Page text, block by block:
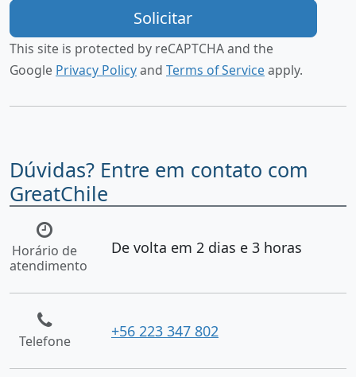
This site is protected by reCAPTCHA and the
Google Privacy Policyand Terms of Service apply.
Dúvidas? Entre em contato com
GreatChile
Horário de
atendimento
De volta em 2 dias e 3 horas
Telefone
+56 223 347 802